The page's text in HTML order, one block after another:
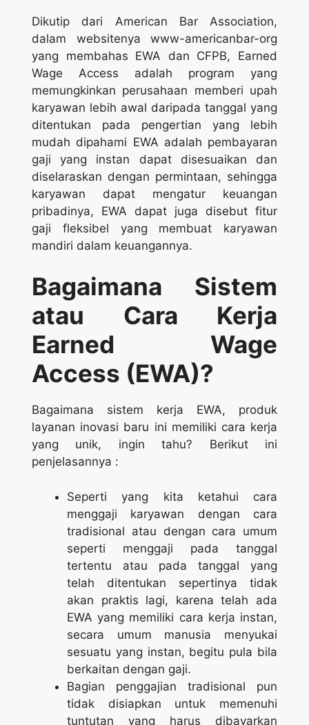
Dikutip dari American Bar Association,
dalam websitenya www-americanbar-org
yang membahas EWA dan CFPB, Earned
Wage Access adalah program yang
memungkinkan perusahaan memberi upah
karyawan lebih awal daripada tanggal yang
ditentukan pada pengertian yang lebih
mudah dipahami EWA adalah pembayaran
gaji yang instan dapat disesuaikan dan
diselaraskan dengan permintaan, sehingga
karyawan dapat mengatur keuangan
pribadinya, EWA dapat juga disebut fitur
gaji fleksibel yang membuat karyawan
mandiri dalam keuangannya.
Bagaimana Sistem
atau Cara Kerja
Earned Wage
Access (EWA)?
Bagaimana sistem kerja EWA, produk
layanan inovasi baru ini memiliki cara kerja
yang unik, ingin tahu? Berikut ini
penjelasannya :
Seperti yang kita ketahui cara
menggaji karyawan dengan cara
tradisional atau dengan cara umum
seperti menggaji pada tanggal
tertentu atau pada tanggal yang
telah ditentukan sepertinya tidak
akan praktis lagi, karena telah ada
EWA yang memiliki cara kerja instan,
secara umum manusia menyukai
sesuatu yang instan, begitu pula bila
berkaitan dengan gaji.
Bagian penggajian tradisional pun
tidak disiapkan untuk memenuhi
tuntutan yang harus dibayarkan